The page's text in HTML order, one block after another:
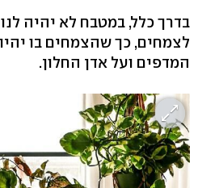
בדרך כלל, במטבח לא יהיה
לצמחים, כך שהצמחים בו
המדפים ועל אדן החלון.